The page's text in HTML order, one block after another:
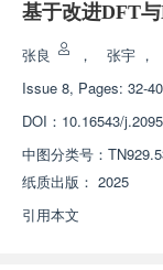
基于改进DFT
张良 ， 张宇 ，
Issue 8, Pages: 32-
DOI： 10.16543/
中图分类号：
纸质出版： 2025
引用本文